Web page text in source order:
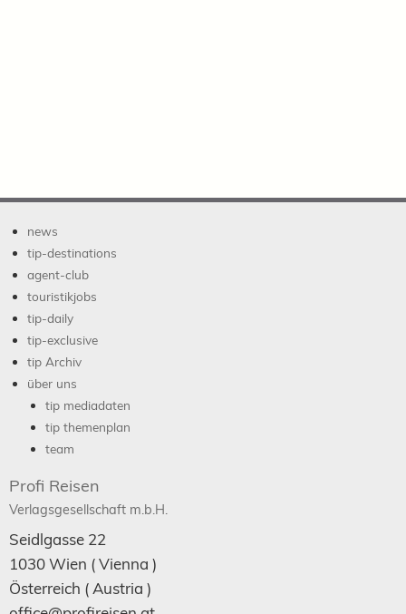
news
tip-destinations
agent-club
touristikjobs
tip-daily
tip-exclusive
tip Archiv
über uns
tip mediadaten
tip themenplan
team
Profi Reisen
Verlagsgesellschaft m.b.H.
Seidlgasse 22
1030Wien ( Vienna )
Österreich ( Austria )